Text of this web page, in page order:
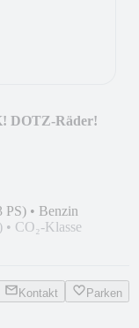
DOTZ-Räder!
PS) • Benzin
• CO₂-Klasse
Kontakt Parken